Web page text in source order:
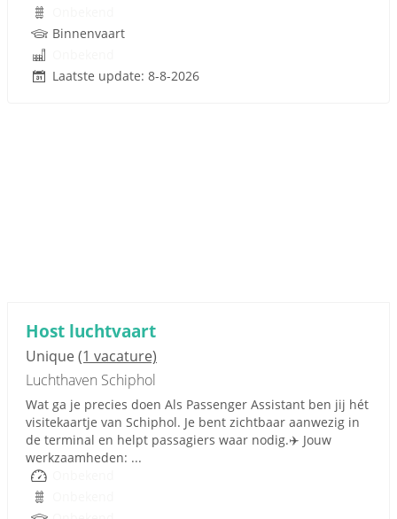
Binnenvaart
Laatste update: 8-8-2026
Host luchtvaart
Unique(1 vacature)
Luchthaven Schiphol
Wat ga je precies doen Als Passenger Assistant ben jij hét
visitekaartje van Schiphol. Je bent zichtbaar aanwezig in
de terminal en helpt passagiers waar nodig.✈️ Jouw
werkzaamheden: ...